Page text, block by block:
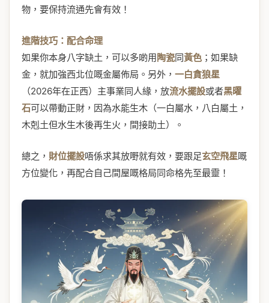
物，要保持流通先會有效！
進階技巧：配合命理
如果你本身八字缺土，可以多啲用陶瓷同黃色；如果缺
金，就加強西北位嘅金屬佈局。另外， 一白貪狼星
（2026年在正西）主事業同人緣，放流水擺設或者黑曜
石可以帶動正財，因為水能生木（一白屬水，八白屬土，
木剋土但水生木後再生火，間接助土）。
總之， 財位擺設唔係求其放嘢就有效，要跟足玄空飛星嘅
方位變化，再配合自己間屋嘅格局同命格先至最靈！